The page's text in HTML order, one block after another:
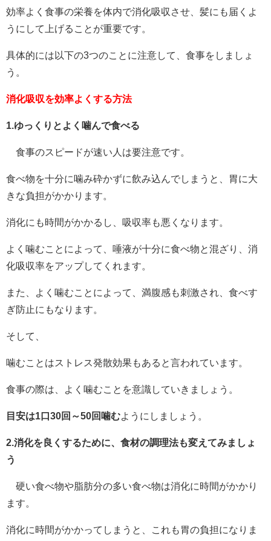
効率よく食事の栄養を体内で消化吸収させ、髪にも届くよ
うにして上げることが重要です。
具体的には以下の3つのことに注意して、食事をしましょ
う。
消化吸収を効率よくする方法
1.ゆっくりとよく噛んで食べる
食事のスピードが速い人は要注意です。
食べ物を十分に噛み砕かずに飲み込んでしまうと、胃に大
きな負担がかかります。
消化にも時間がかかるし、吸収率も悪くなります。
よく噛むことによって、唾液が十分に食べ物と混ざり、消
化吸収率をアップしてくれます。
また、よく噛むことによって、満腹感も刺激され、食べす
ぎ防止にもなります。
そして、
噛むことはストレス発散効果もあると言われています。
食事の際は、よく噛むことを意識していきましょう。
目安は1口30回～50回噛むようにしましょう。
2.消化を良くするために、食材の調理法も変えてみましょ
う
硬い食べ物や脂肪分の多い食べ物は消化に時間がかかり
ます。
消化に時間がかかってしまうと、これも胃の負担になりま